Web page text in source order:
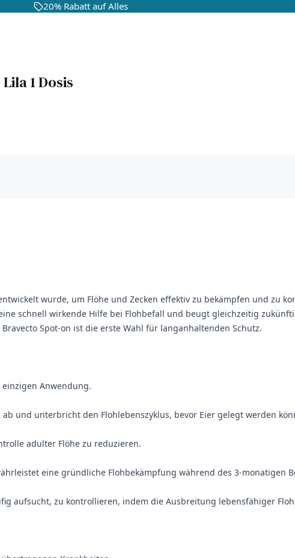
20% Rabatt auf Alles
1 Dosis
wurde, um Flöhe und Zecken effektiv zu bekämpfen und zu
schnell wirkende Hilfe bei Flohbefall und beugt gleichzeitig
Spot-on ist die erste Wahl für langanhaltenden Schutz.
Anwendung.
und unterbricht den Flohlebenszyklus, bevor Eier gelegt werden
adulter Flöhe zu reduzieren.
eine gründliche Flohbekämpfung während des 3-monatigen
aufsucht, zu kontrollieren, indem die Ausbreitung lebensfähiger